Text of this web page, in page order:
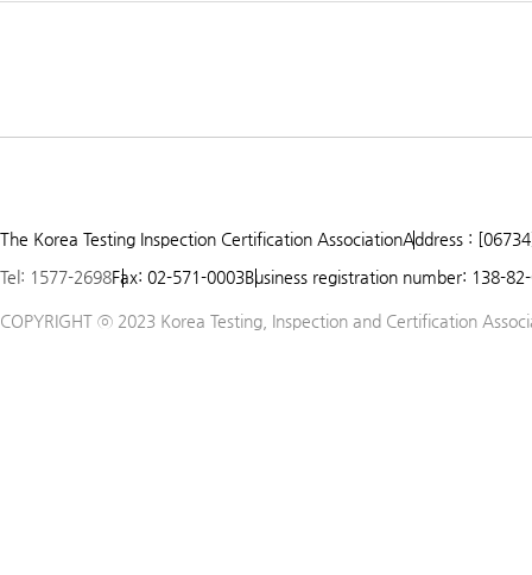
The Korea Testing Inspection Certification AssociationAddress :
Tel: 1577-2698Fax: 02-571-0003Business registration number: 138-
COPYRIGHT ⓒ 2023 Korea Testing, Inspection and Certification